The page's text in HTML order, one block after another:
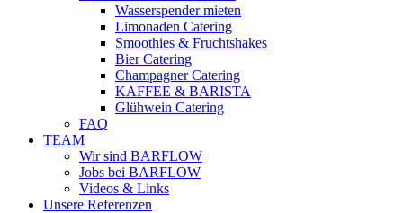
Wasserspender mieten
Limonaden Catering
Smoothies & Fruchtshakes
Bier Catering
Champagner Catering
KAFFEE & BARISTA
Glühwein Catering
FAQ
TEAM
Wir sind BARFLOW
Jobs bei BARFLOW
Videos & Links
Unsere Referenzen